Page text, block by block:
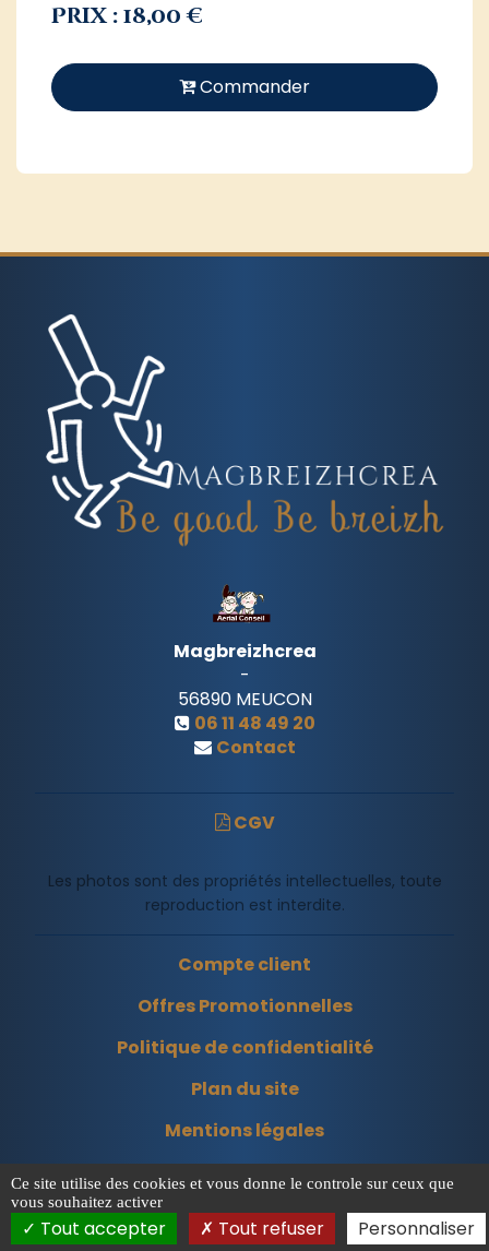
Prix : 18,00 €
Commander
Magbreizhcrea
-
56890 MEUCON
06 11 48 49 20
Contact
CGV
Les photos sont des propriétés intellectuelles, toute
reproduction est interdite.
Compte client
Offres Promotionnelles
Politique de confidentialité
Plan du site
Mentions légales
Ce site utilise des cookies et vous donne le controle sur ceux que
vous souhaitez activer
Tout accepter Tout refuser Personnaliser